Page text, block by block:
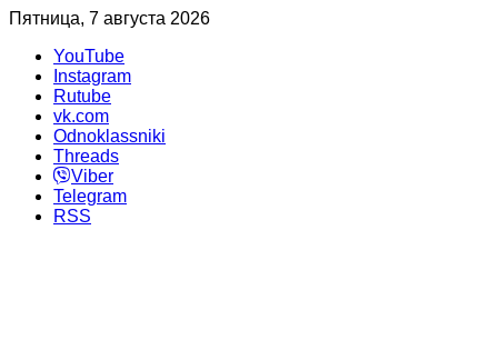
Пятница, 7 августа 2026
YouTube
Instagram
Rutube
vk.com
Odnoklassniki
Threads
Viber
Telegram
RSS